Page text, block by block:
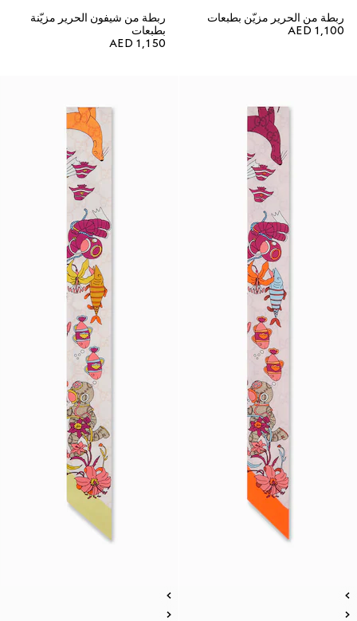
ربطة من الحرير مزيّن بطبعات
AED 1,100
ربطة من شيفون الحرير مزيّنة
بطبعات
AED 1,150